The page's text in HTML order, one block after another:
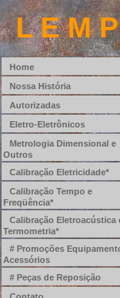
L E M
Home
Nossa História
Autorizadas
Eletro-Eletrônicos
Metrologia Dimensional e
Outros
Calibração Eletricidade*
Calibração Tempo e
Freqüência*
Calibração Eletroacústica
Termometria*
# Promoções
Acessórios
# Peças de Reposição